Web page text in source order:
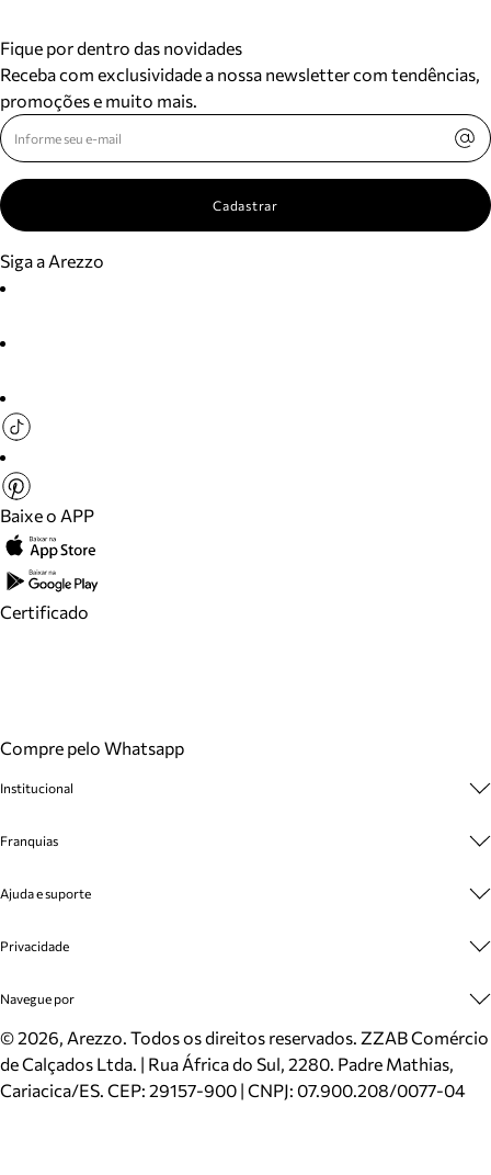
Fique por dentro das novidades
Receba com exclusividade a nossa newsletter com tendências,
promoções e muito mais.
Cadastrar
Siga a Arezzo
Baixe o APP
Certificado
Compre pelo Whatsapp
Institucional
Cashback
Venda Corporativa
Mapa do Site
Inverno
Mundo Arezzo
Franquias
Plano de Negócio
Ajuda e suporte
Cadastro
Meus Pedidos
Trocas e Devoluções
Cartão Presente
Localizador de lojas
Privacidade
Politica e Privacidade
Navegue por
Sapatos
Bolsas
Scarpins
©2026, Arezzo. Todos os direitos reservados. ZZAB Comércio
de Calçados Ltda. | Rua África do Sul, 2280. Padre Mathias,
Cariacica/ES. CEP: 29157-900 | CNPJ: 07.900.208/0077-04